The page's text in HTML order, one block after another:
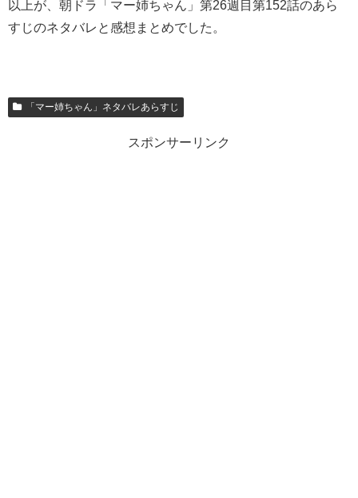
以上が、朝ドラ「マー姉ちゃん」第26週目第152話のあら
すじのネタバレと感想まとめでした。
「マー姉ちゃん」ネタバレあらすじ
スポンサーリンク